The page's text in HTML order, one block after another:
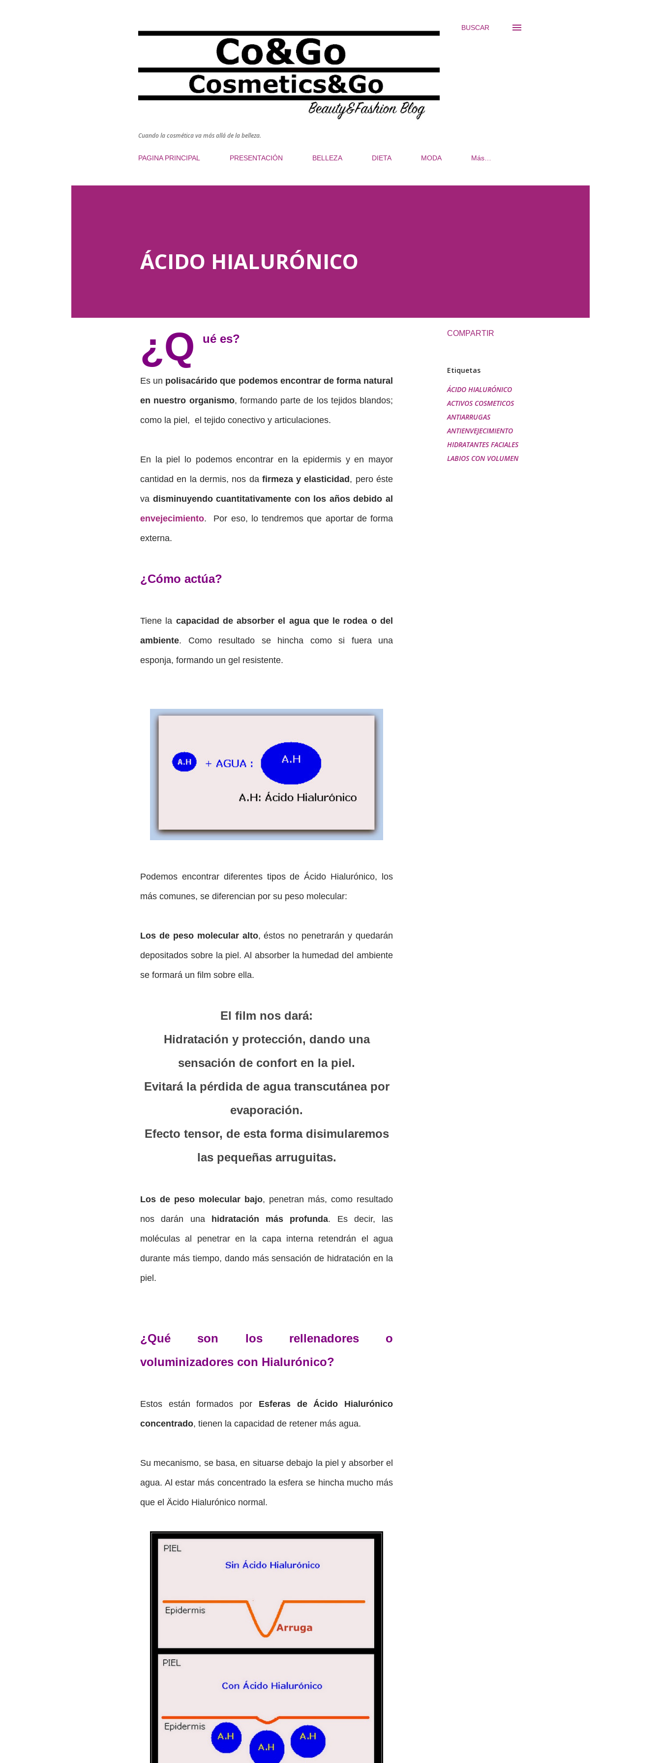
Cuando la cosmética va más allá de la belleza.
BUSCAR
PAGINA PRINCIPAL PRESENTACIÓN BELLEZA DIETA MODA Más…
ÁCIDO HIALURÓNICO
¿Q ué es?
Es un polisacárido que podemos encontrar de forma natural
en nuestro organismo, formando parte de los tejidos blandos;
como la piel, el tejido conectivo y articulaciones.
En la piel lo podemos encontrar en la epidermis y en mayor
cantidad en la dermis, nos da firmeza y elasticidad, pero éste
va disminuyendo cuantitativamente con los años debido al
envejecimiento.
Por eso, lo tendremos que aportar de forma
externa.
¿Cómo actúa?
Tiene la capacidad de absorber el agua que le rodea o del
ambiente. Como resultado se hincha como si fuera una
esponja, formando un gel resistente.
Podemos encontrar diferentes tipos de Ácido Hialurónico, los
más comunes, se diferencian por su peso molecular:
Los de peso molecular alto, éstos no penetrarán y quedarán
depositados sobre la piel. Al absorber la humedad del ambiente
se formará un film sobre ella.
El film nos dará:
Hidratación y protección, dando una
sensación de confort en la piel.
Evitará la pérdida de agua transcutánea por
evaporación.
Efecto tensor, de esta forma disimularemos
las pequeñas arruguitas.
Los de peso molecular bajo, penetran más, como resultado
nos darán una hidratación más profunda. Es decir, las
moléculas al penetrar en la capa interna retendrán el agua
durante más tiempo, dando más sensación de hidratación en la
piel.
¿Qué son los rellenadores o
voluminizadores con Hialurónico?
Estos están formados por Esferas de Ácido Hialurónico
concentrado, tienen la capacidad de retener más agua.
Su mecanismo, se basa, en situarse debajo la piel y absorber el
agua. Al estar más concentrado la esfera se hincha mucho más
que el Äcido Hialurónico normal.
COMPARTIR
Etiquetas
ÁCIDO HIALURÓNICO
ACTIVOS COSMETICOS
ANTIARRUGAS
ANTIENVEJECIMIENTO
HIDRATANTES FACIALES
LABIOS CON VOLUMEN